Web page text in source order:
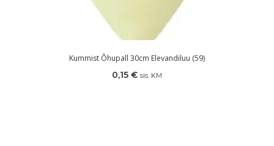
Kummist Õhupall 30cm Elevandiluu (59)
0,15 € sis. KM